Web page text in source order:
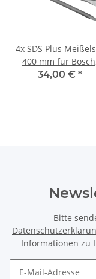
4x SDS Plus
400 mm für
Makita, Dewalt,
34,00 € *
Bitte
Informationen zu